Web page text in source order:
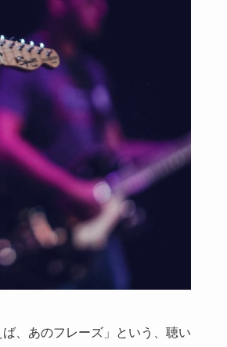
、あのフレーズ」という、聴い